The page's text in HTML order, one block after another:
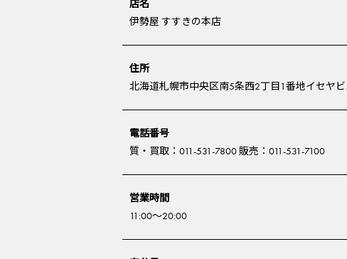
店名
伊勢屋 すすきの本店
住所
北海道札幌市中央区南5条西2丁目1番地イセヤビ
電話番号
質・買取：011-531-7800 販売：011-531-7100
営業時間
11:00～20:00